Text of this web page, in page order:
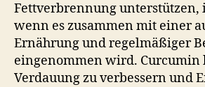
Fettverbrennung unterstützen,
wenn es zusammen mit einer
Ernährung und regelmäßiger
eingenommen wird. Curcumin
Verdauung zu verbessern und